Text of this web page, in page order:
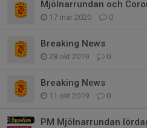
Mjölnarrundan och
17 mar 2020 0
Breaking News
28 okt 2019 0
Breaking News
11 okt 2019 0
PM Mjölnarrundan